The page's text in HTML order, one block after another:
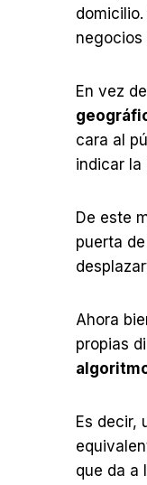
negocios
En vez
cara al
indicar la
De este
puerta
Ahora
propias
Es decir,
que da a